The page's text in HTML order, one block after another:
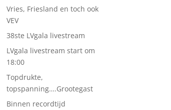
Vries, Friesland en toch ook
VEV
38ste LVgala livestream
LVgala livestream start om
18:00
Topdrukte,
topspanning….Grootegast
Binnen recordtijd